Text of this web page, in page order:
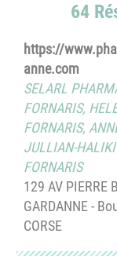
64
https://
anne.com
SELARL
FORNARIS,
FORNARIS,
JULLIAN-
FORNARIS
129 AV PIERRE
GARDANNE -
CORSE